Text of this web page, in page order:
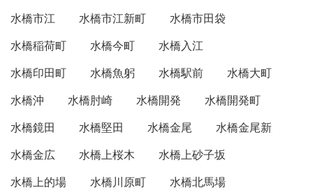
水橋市江
水橋市江新町
水橋市田袋
水橋稲荷町
水橋今町
水橋入江
水橋印田町
水橋魚躬 水橋駅前
水橋大町
水橋沖
水橋肘崎 水橋開発
水橋開発町
水橋鏡田
水橋堅田 水橋金尾
水橋金尾新
水橋金広
水橋上桜木
水橋上砂子坂
水橋上的場
水橋川原町
水橋北馬場